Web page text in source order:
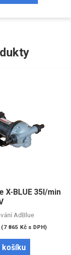
X-BLUE 35l/min
AdBlue
(7 865 Kčs DPH)
košíku